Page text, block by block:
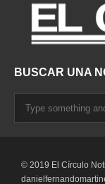
BUSCAR UNA
© 2019 El Círculo